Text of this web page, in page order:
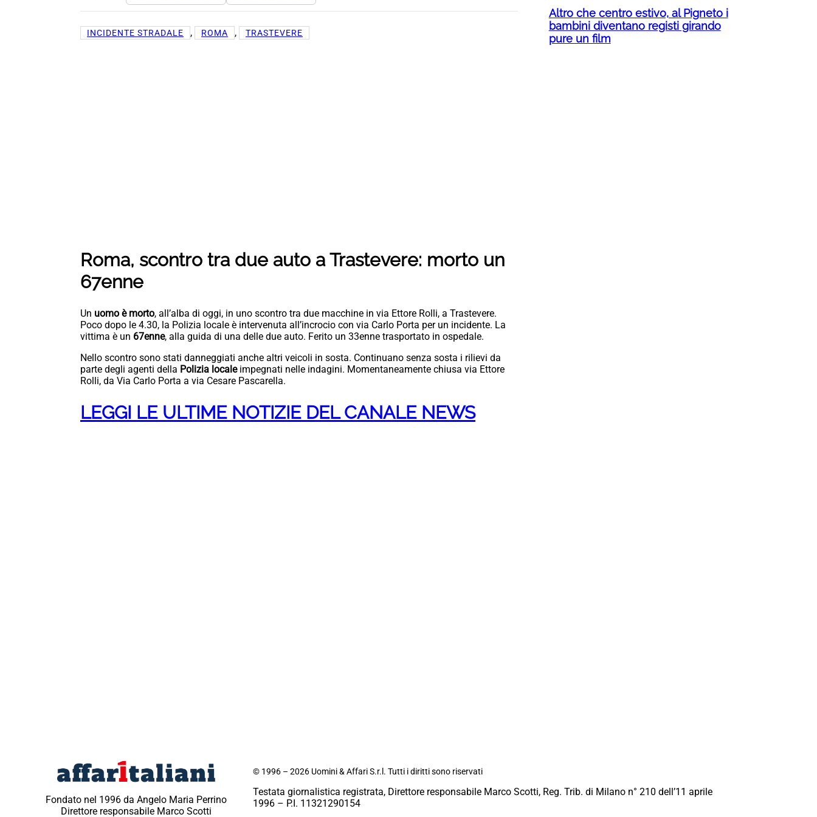
INCIDENTE STRADALE , ROMA , TRASTEVERE
Roma, scontro tra due auto a Trastevere: morto un
67enne
Un uomo è morto, all’alba di oggi, in uno scontro tra due macchine in via Ettore Rolli, a Trastevere.
Poco dopo le 4.30, la Polizia locale è intervenuta all’incrocio con via Carlo Porta per un incidente. La
vittima è un 67enne, alla guida di una delle due auto. Ferito un 33enne trasportato in ospedale.
Nello scontro sono stati danneggiati anche altri veicoli in sosta. Continuano senza sosta i rilievi da
parte degli agenti della Polizia localeimpegnati nelle indagini. Momentaneamente chiusa via Ettore
Rolli, da Via Carlo Porta a via Cesare Pascarella.
LEGGI LE ULTIME NOTIZIE DEL CANALE NEWS
Altro che centro estivo, al Pigneto i
bambini diventano registi girando
pure un film
Fondato nel 1996 da Angelo Maria Perrino
Direttore responsabile Marco Scotti
© 1996 – 2026 Uomini & Affari S.r.l. Tutti i diritti sono riservati
Testata giornalistica registrata, Direttore responsabile Marco Scotti, Reg. Trib. di Milano n° 210 dell’11 aprile
1996 – P.I. 11321290154